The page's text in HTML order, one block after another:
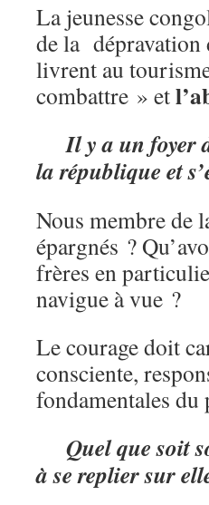
La jeunesse
de la dépravation
livrent au
combattre » et
Il y a un foyer
la république et
Nous membre de
épargnés ?
frères en
navigue à vue ?
Le courage doit
consciente,
fondamentales du
Quel que soit
à se replier sur